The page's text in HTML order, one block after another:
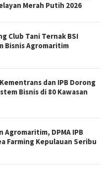
Merah Putih 2026
Club Tani Ternak BSI
Bisnis Agromaritim
dan IPB Dorong
Bisnis di 80 Kawasan
Agromaritim, DPMA IPB
Farming Kepulauan Seribu